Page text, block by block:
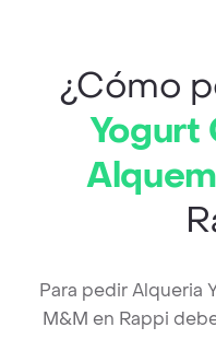
¿Cómo
Yogurt
Para pedir Alqueria
M&M en Rappi